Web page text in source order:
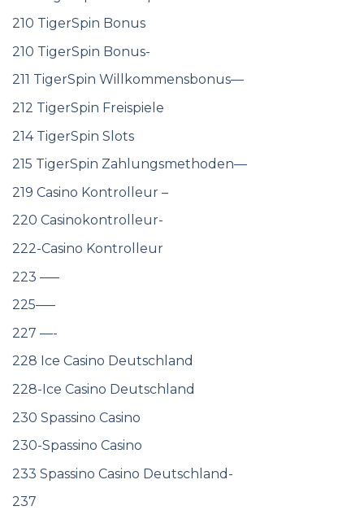
210 TigerSpin Bonus
210 TigerSpin Bonus-
211 TigerSpin Willkommensbonus—
212 TigerSpin Freispiele
214 TigerSpin Slots
215 TigerSpin Zahlungsmethoden—
219 Casino Kontrolleur –
220 Casinokontrolleur-
222-Casino Kontrolleur
223 —–
225—–
227 —-
228 Ice Casino Deutschland
228-Ice Casino Deutschland
230 Spassino Casino
230-Spassino Casino
233 Spassino Casino Deutschland-
237